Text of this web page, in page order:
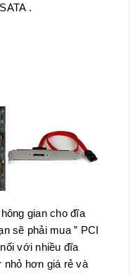
.
gian cho đĩa
sẽ phải mua ” PCI
với nhiều đĩa
nhỏ hơn giá rẻ và